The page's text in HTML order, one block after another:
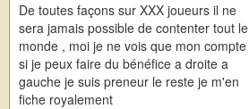
De toutes façons sur XXX joueurs il ne
sera jamais possible de contenter tout le
monde , moi je ne vois que mon compte
si je peux faire du bénéfice a droite a
gauche je suis preneur le reste je m'en
fiche royalement